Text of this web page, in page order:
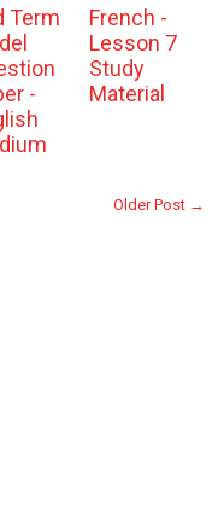
Term
-
French -
Lesson 7
Study
Material
Older Post →